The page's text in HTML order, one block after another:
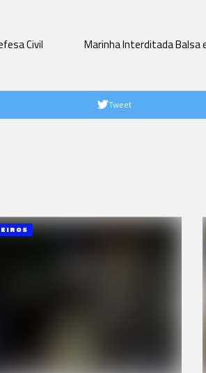
Civil Marinha Interditada Balsa
Tweet